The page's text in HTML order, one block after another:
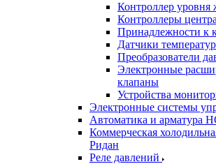
Контроллер уровня
Контроллеры
Принадлежности к
Датчики
Преобразователи
Электронные
клапаны
Устройства
Электронные системы
Автоматика и арматура
Коммерческая
Ридан
Реле давлений